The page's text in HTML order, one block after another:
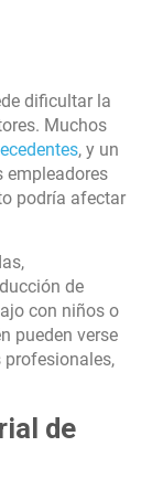
dificultar la
Muchos
, y un
empleadores
podría afectar
de
con niños o
pueden verse
profesionales,
de